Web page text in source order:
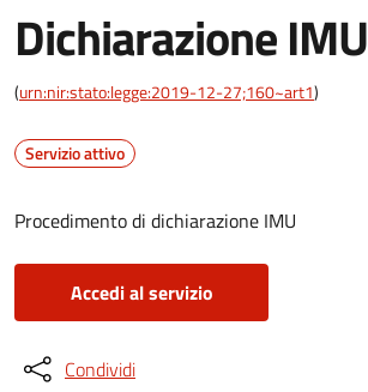
Dichiarazione IMU
(urn:nir:stato:legge:2019-12-27;160~art1)
Servizio attivo
Procedimento di dichiarazione IMU
Accedi al servizio
Condividi